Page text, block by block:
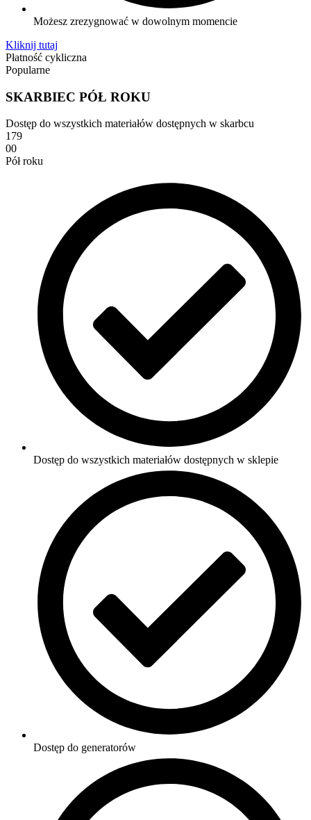
Możesz zrezygnować w dowolnym momencie
Kliknij tutaj
Płatność cykliczna
Popularne
SKARBIEC PÓŁ ROKU
Dostęp do wszystkich materiałów dostępnych w skarbcu
179
00
Pół roku
Dostęp do wszystkich materiałów dostępnych w sklepie
Dostęp do generatorów